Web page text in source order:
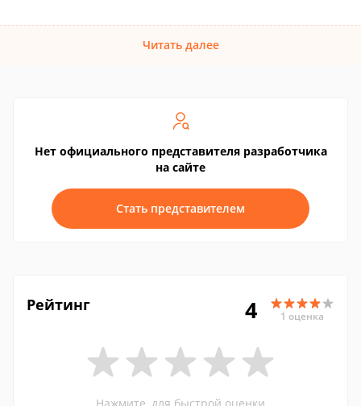
Читать далее
Нет официального представителя разработчика
на сайте
Стать представителем
Рейтинг 4 1 оценка